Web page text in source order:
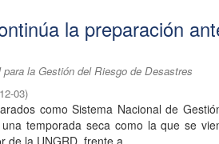
la preparación
para la Gestión del Riesgo de Desastres
03)
como Sistema Nacional de
temporada seca como la que se